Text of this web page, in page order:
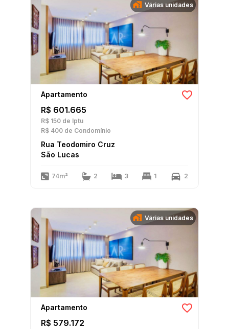
Várias unidades
Apartamento
R$ 601.665
R$ 150 de Iptu
R$ 400 de Condomínio
Rua Teodomiro Cruz
São Lucas
74m² 2 3 1 2
Várias unidades
Apartamento
R$ 579.172